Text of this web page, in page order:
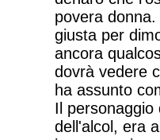
povera
giusta per
ancora
dovrà vedere
ha assunto
Il personaggio
dell'alcol, era